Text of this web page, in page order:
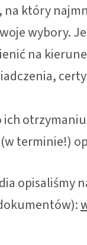
który
wybory.
na
ich
terminie!)